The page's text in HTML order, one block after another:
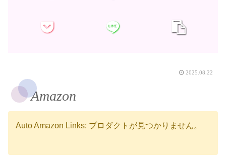
2025.08.22
Amazon
Auto Amazon Links: プロダクトが見つかりません。